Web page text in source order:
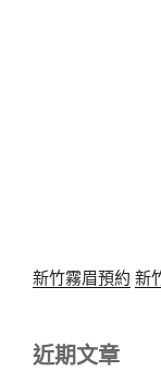
新竹霧眉預約 新
近期文章